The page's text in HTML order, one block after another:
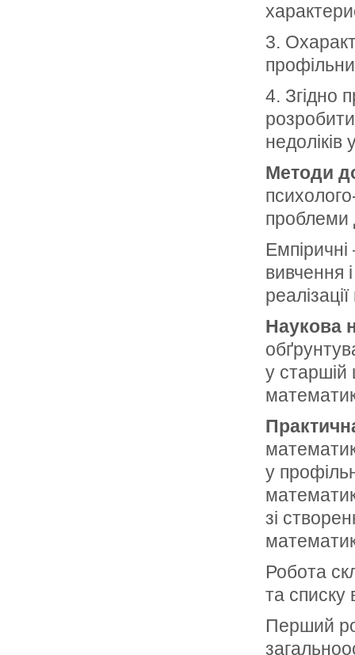
3.
4. Згідно
Методи
проблеми
вивчення
Наукова
у старшій
у
зі
Робота
та списку
Перший